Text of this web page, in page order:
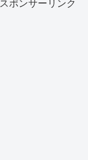
スポンサーリンク